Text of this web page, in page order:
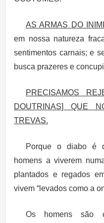
AS ARMAS DO
em nossa natureza
sentimentos carnais; e
busca prazeres e
PRECISAMOS
DOUTRINAS] QUE
TREVAS.
Porque o diabo é
homens a viverem
plantados e regados
vivem “levados como a
Os homens são